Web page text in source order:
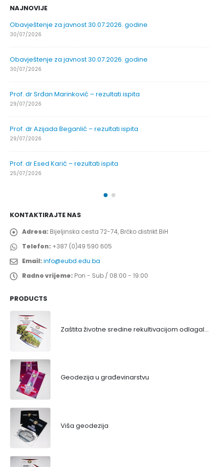
NAJNOVIJE
Obavještenje za javnost 30.07.2026. godine
30/07/2026
Obavještenje za javnost 30.07.2026. godine
30/07/2026
Prof. dr Srđan Marinković – rezultati ispita
29/07/2026
Prof. dr Azijada Beganlić – rezultati ispita
29/07/2026
Prof. dr Esed Karić – rezultati ispita
25/07/2026
KONTAKTIRAJTE NAS
Adresa: Bijeljinska cesta 72-74, Brčko distrikt BiH
Telefon: +387 (0)49 590 605
Email:info@eubd.edu.ba
Radno vrijeme: Pon - Sub / 08:00 - 19:00
PRODUCTS
Zaštita životne sredine rekultivacijom odlagališta
Geodezija u građevinarstvu
Viša geodezija